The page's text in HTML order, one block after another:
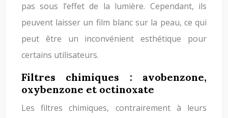
pas sous l’effet de la lumière. Cependant, ils
peuvent laisser un film blanc sur la peau, ce qui
peut être un inconvénient esthétique pour
certains utilisateurs.
Filtres chimiques : avobenzone,
oxybenzone et octinoxate
Les filtres chimiques, contrairement à leurs